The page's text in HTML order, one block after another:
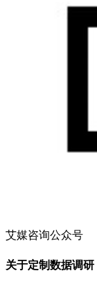
艾媒咨询公众号
关于定制数据调研